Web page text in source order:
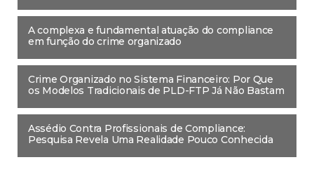
A complexa e fundamental atuação do compliance
em função do crime organizado
Crime Organizado no Sistema Financeiro: Por Que
os Modelos Tradicionais de PLD-FTP Já Não Bastam
Assédio Contra Profissionais de Compliance:
Pesquisa Revela Uma Realidade Pouco Conhecida